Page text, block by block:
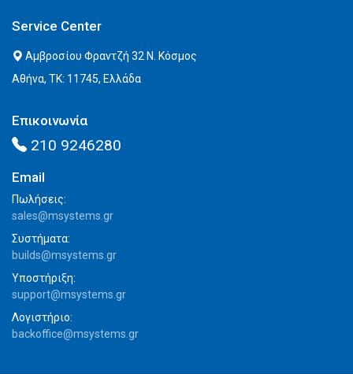
Service Center
Αμβροσίου Φραντζή 32 Ν. Κόσμος
Αθήνα, ΤΚ: 11745, Ελλάδα
Επικοινωνία
210 9246280
Email
Πωλήσεις:
sales@msystems.gr
Συστήματα:
builds@msystems.gr
Υποστήριξη:
support@msystems.gr
Λογιστήριο:
backoffice@msystems.gr